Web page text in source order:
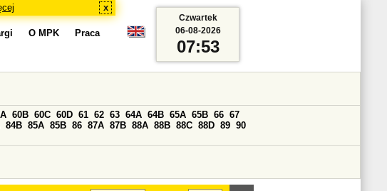
x
O MPK Praca
60B 60C 60D 61 62 63 64A 64B 65A 65B 66 67
84B 85A 85B 86 87A 87B 88A 88B 88C 88D 89 90
Czwartek
06-08-2026
07:53